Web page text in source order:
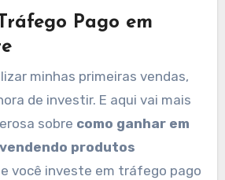
Pago em
minhas primeiras vendas,
de investir. E aqui vai mais
sobre como ganhar em
produtos
você investe em tráfego pago